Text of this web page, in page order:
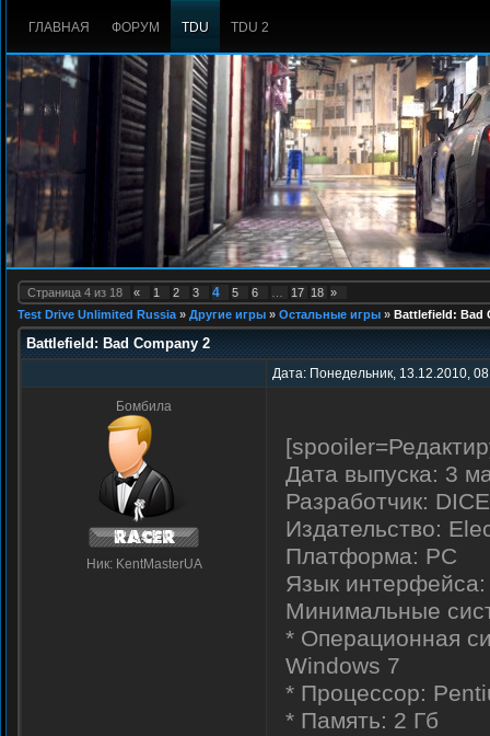
ГЛАВНАЯ ФОРУМ TDU TDU 2
Страница 4 из 18 « 1 2 3 4 5 6 17 18 »
Test Drive Unlimited Russia » Другие игры » Остальные игры » Battlefield: Bad
Battlefield: Bad Company 2
Дата: Понедельник, 13.12.2010,
Бомбила
Ник: KentMasterUA
Дата выпуска: 3
Разработчик:
Издательство:
Платформа: PC
Язык интерфейса:
Минимальные
* Операционная
Windows 7
* Процессор:
* Память: 2 Гб